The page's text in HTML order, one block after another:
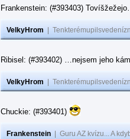
Frankenstein: (#393403)
VelkyHrom
Ribisel: (#393402) …nejsem jeho
VelkyHrom
Chuckie: (#393401)
Frankenstein Guru AZ kvízu... A